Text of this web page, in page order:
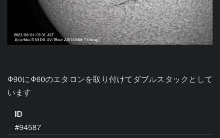
Φ90にΦ60のエタロンを取り付けてダブルスタックとして
います
ID
#94587